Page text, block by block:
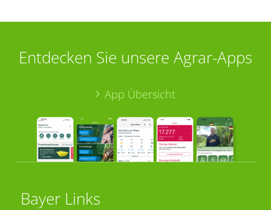
Entdecken Sie unsere Agrar-Apps
App Übersicht
Bayer Links